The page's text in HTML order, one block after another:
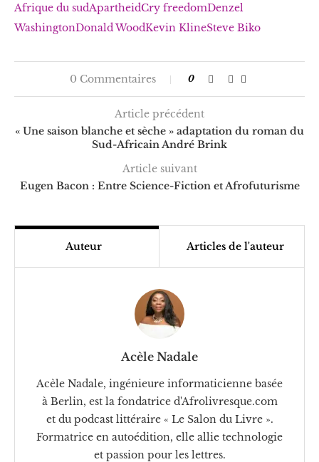
Afrique du sudApartheidCry freedomDenzel
WashingtonDonald WoodKevin KlineSteve Biko
0 Commentaires 0
Article précédent
« Une saison blanche et sèche » adaptation du roman du
Sud-Africain André Brink
Article suivant
Eugen Bacon : Entre Science-Fiction et Afrofuturisme
Auteur Articles de l'auteur
Acèle Nadale
Acèle Nadale, ingénieure informaticienne basée
à Berlin, est la fondatrice d'Afrolivresque.com
et du podcast littéraire « Le Salon du Livre ».
Formatrice en autoédition, elle allie technologie
et passion pour les lettres.